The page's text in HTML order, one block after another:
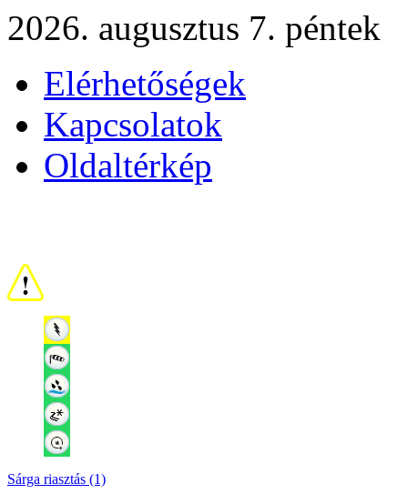
2026. augusztus 7. péntek
Elérhetőségek
Kapcsolatok
Oldaltérkép
Sárga riasztás (1)